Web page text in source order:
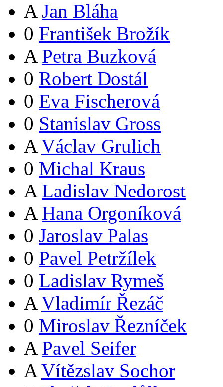
A Jan Bláha
0 František Brožík
A Petra Buzková
0 Robert Dostál
0 Eva Fischerová
0 Stanislav Gross
A Václav Grulich
0 Michal Kraus
A Ladislav Nedorost
A Hana Orgoníková
0 Jaroslav Palas
0 Pavel Petržílek
0 Ladislav Rymeš
A Vladimír Řezáč
0 Miroslav Řezníček
A Pavel Seifer
A Vítězslav Sochor